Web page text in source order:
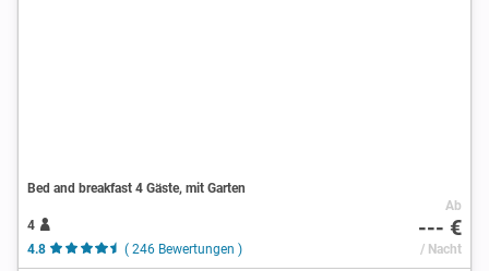
Bed and breakfast 4 Gäste, mit Garten
4
4.8
( 246 Bewertungen )
Ab
--- €
/ Nacht